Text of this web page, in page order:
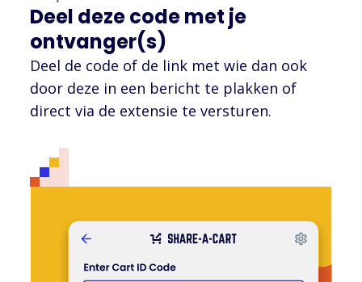
Deel deze code met je
ontvanger(s)
Deel de code of de link met wie dan ook
door deze in een bericht te plakken of
direct via de extensie te versturen.